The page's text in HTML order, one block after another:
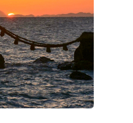
รถบัส
เดินทาง
ทัวร์
ที่พัก
สาระน่ารู้